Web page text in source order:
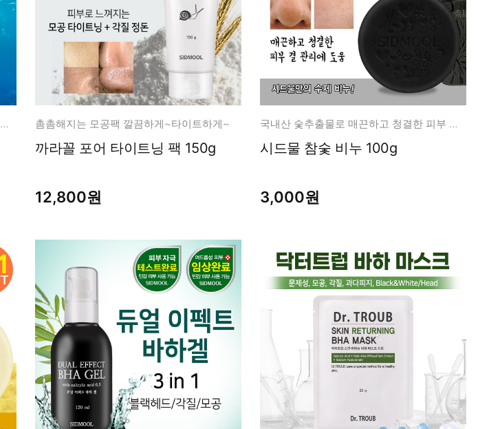
워터프루프, 메이크업, 썬, 비비 한번에 딥 클렌징 촘촘해지는 모공팩 깔끔하게~타이트하게~
까라꼴 포어 타이트닝 팩 150g
12,800원
국내산 숯추출물로 매끈하고 청결한 피부 결 관리에 도움
시드물 참숯 비누 100g
3,000원